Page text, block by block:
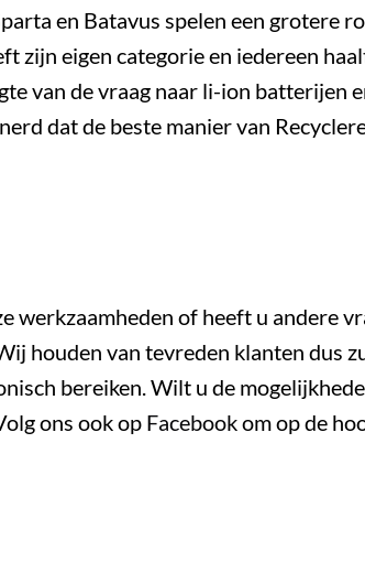
en Batavus spelen een grotere
zijn eigen categorie en iedereen
van de vraag naar li-ion
dat de beste manier van
werkzaamheden of heeft u andere
houden van tevreden klanten dus
bereiken. Wilt u de
ons ook op Facebookom op de